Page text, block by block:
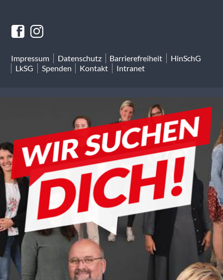
Impressum Datenschutz Barrierefreiheit
HinSchG
LkSG
Spenden Kontakt Intranet